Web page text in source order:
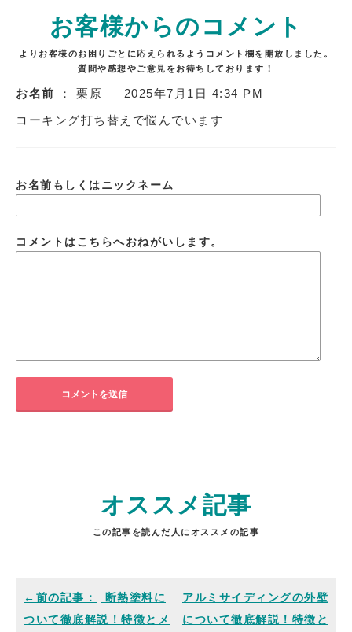
お客様からのコメント
よりお客様のお困りごとに応えられるようコメント欄を開放しました。
質問や感想やご意見をお待ちしております！
お名前 ： 栗原
2025年7月1日 4:34 PM
コーキング打ち替えで悩んでいます
お名前もしくはニックネーム
コメントはこちらへおねがいします。
オススメ記事
この記事を読んだ人にオススメの記事
断熱塗料に
ついて徹底解説！特徴とメ
アルミサイディングの外壁
について徹底解説！特徴と